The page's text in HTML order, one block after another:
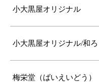
小大黒屋オリジナル
小大黒屋オリジナル/和
梅栄堂（ばいえいどう）